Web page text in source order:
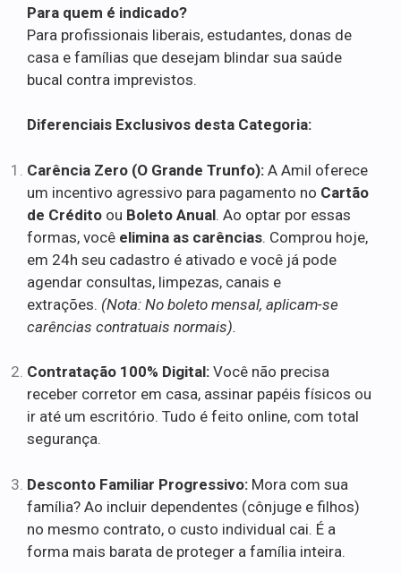
Para quem é indicado?
Para profissionais liberais, estudantes, donas de
casa e famílias que desejam blindar sua saúde
bucal contra imprevistos.
Diferenciais Exclusivos desta Categoria:
Carência Zero (O Grande Trunfo): A Amil oferece
um incentivo agressivo para pagamento no Cartão
de Crédito ou Boleto Anual. Ao optar por essas
formas, você elimina as carências. Comprou hoje,
em 24h seu cadastro é ativado e você já pode
agendar consultas, limpezas, canais e
extrações. (Nota: No boleto mensal, aplicam-se
carências contratuais normais).
Contratação 100% Digital: Você não precisa
receber corretor em casa, assinar papéis físicos ou
ir até um escritório. Tudo é feito online, com total
segurança.
Desconto Familiar Progressivo: Mora com sua
família? Ao incluir dependentes (cônjuge e filhos)
no mesmo contrato, o custo individual cai. É a
forma mais barata de proteger a família inteira.